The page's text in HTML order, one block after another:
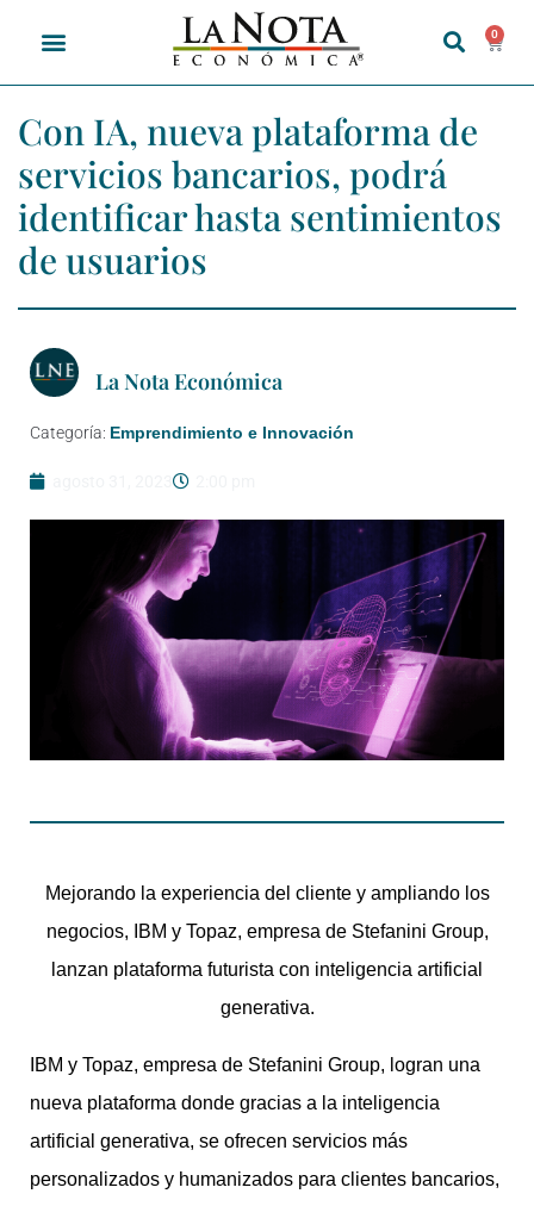
0
Con IA, nueva plataforma de
servicios bancarios, podrá
identificar hasta sentimientos
de usuarios
La Nota Económica
Categoría: Emprendimiento e Innovación
Mejorando la experiencia del cliente y ampliando los
negocios, IBM y Topaz, empresa de Stefanini Group,
lanzan plataforma futurista con inteligencia artificial
generativa.
IBM y Topaz, empresa de Stefanini Group, logran una
nueva plataforma donde gracias a la inteligencia
artificial generativa, se ofrecen servicios más
personalizados y humanizados para clientes bancarios,